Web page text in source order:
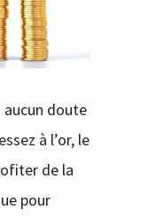
aucun doute
à l’or, le
de la
pour